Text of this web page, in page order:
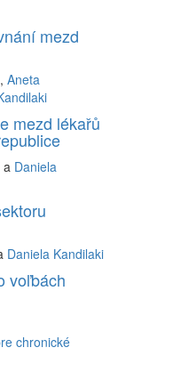
mezd
,Aneta
mezd lékařů
a Daniela
Daniela Kandilaki
voľbách